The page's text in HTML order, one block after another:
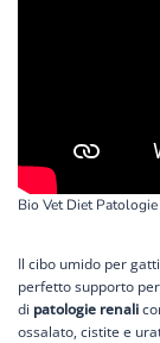
Bio Vet Diet
Il cibo umido per gatti
perfetto supporto
di patologie renali
ossalato, cistite e